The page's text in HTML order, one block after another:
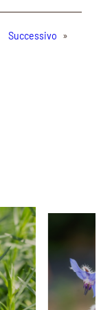
Successivo »